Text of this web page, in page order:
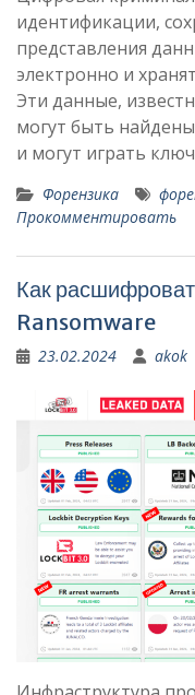
идентификации,
представления
электронно и
Эти данные,
могут быть
и могут играть
Форензика
Прокомментировать
Как
Ransomware
23.02.2024 akok